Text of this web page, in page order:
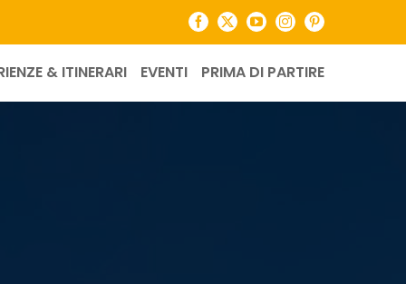
Facebook
X YouTubeInstagramPinterest
& ITINERARI EVENTI PRIMA DI PARTIRE